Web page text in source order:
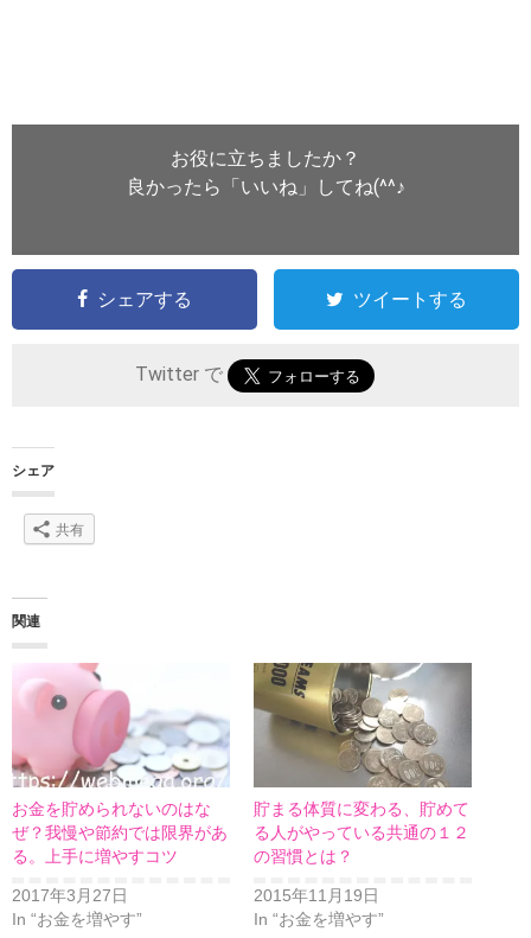
お役に立ちましたか？
良かったら「いいね」してね(^^♪
シェアする ツイートする
Twitter で
シェア
共有
関連
お金を貯められないのはな
ぜ？我慢や節約では限界があ
る。上手に増やすコツ
2017年3月27日
In “お金を増やす”
貯まる体質に変わる、貯めて
る人がやっている共通の１２
の習慣とは？
2015年11月19日
In “お金を増やす”